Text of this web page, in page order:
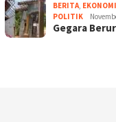
BERITA, EKONOMI
POLITIK
Gegara